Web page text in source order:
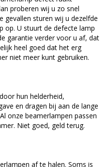
proberen wij u zo snel
gevallen sturen wij u dezelfde
op. U stuurt de defecte lamp
garantie verder voor u af, dat
heel goed dat het erg
niet meer kunt gebruiken.
hun helderheid,
en dragen bij aan de lange
onze beamerlampen passen
Niet goed, geld terug.
af te halen. Soms is